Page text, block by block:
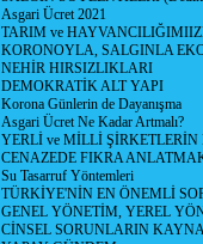
Asgari Ücret 2021
TARIM ve
KORONOYLA, SALGINLA
NEHİR HIRSIZLIKLARI
DEMOKRATİK ALT YAPI
Korona Günlerin de Dayanışma
Asgari Ücret Ne Kadar Artmalı?
YERLİ ve MİLLİ
CENAZEDE FIKRA
Su Tasarruf Yöntemleri
TÜRKİYE'NİN EN ÖNEMLİ
GENEL YÖNETİM, YEREL
CİNSEL SORUNLARIN